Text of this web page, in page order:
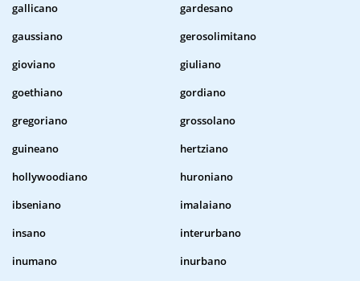
gallicano
gardesano
gaussiano
gerosolimitano
gioviano
giuliano
goethiano
gordiano
gregoriano
grossolano
guineano
hertziano
hollywoodiano
huroniano
ibseniano
imalaiano
insano
interurbano
inumano
inurbano